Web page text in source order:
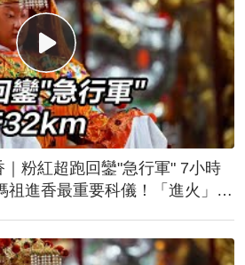
粉紅超跑回鑾"急行軍" 7小時
祖進香最重要科儀！「進火」儀